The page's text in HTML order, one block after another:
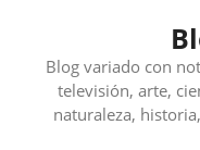
contenidoBlog variado con
televisión, arte,
naturaleza,